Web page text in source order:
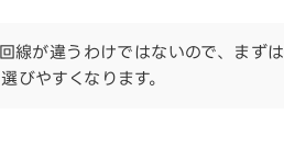
線が違うわけではないので、まず
びやすくなります。